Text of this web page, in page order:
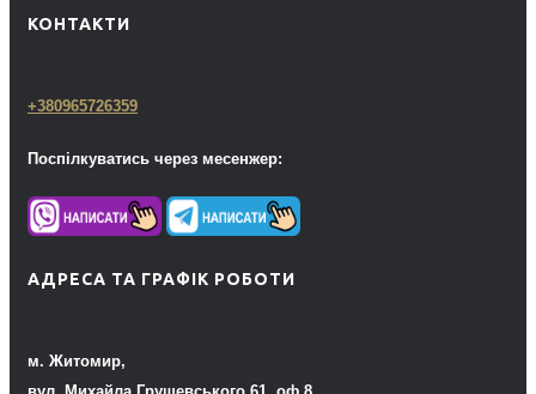
КОНТАКТИ
+380965726359
Поспілкуватись через месенжер:
АДРЕСА ТА ГРАФІК РОБОТИ
м. Житомир,